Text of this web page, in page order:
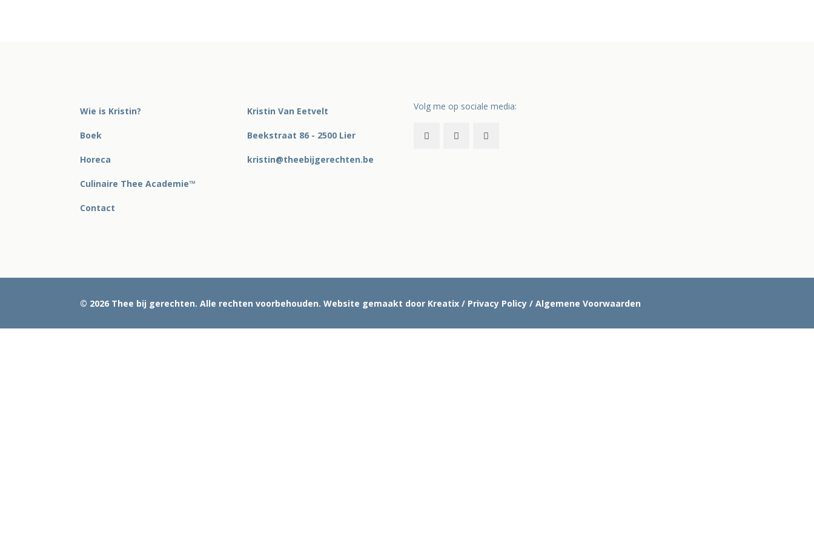
Wie is Kristin?
Boek
Horeca
Culinaire Thee Academie™
Contact
Kristin Van Eetvelt
Beekstraat 86 - 2500 Lier
kristin@theebijgerechten.be
Volg me op sociale media:
© 2026 Thee bij gerechten. Alle rechten voorbehouden.Website gemaakt door Kreatix / Privacy Policy /Algemene Voorwaarden